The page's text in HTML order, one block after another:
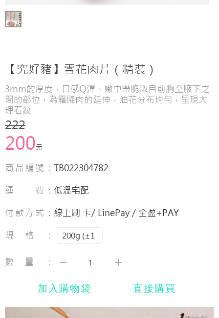
【究好豬】雪花肉片（精裝）
3mm的厚度，口感Q彈、嫩中帶脆取自前胸至腋下之
間的部位，為霜降肉的延伸，油花分布均勻，呈現大
理石紋
222
200元
商品編號： TB022304782
運 費： 低溫宅配
付款方式： 線上刷 卡/ LinePay / 全盈+PAY
規格：
200g (±1
數量：
加入購物袋 直接購買